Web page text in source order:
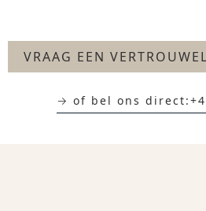
VRAAG EEN
→ of bel ons direct: